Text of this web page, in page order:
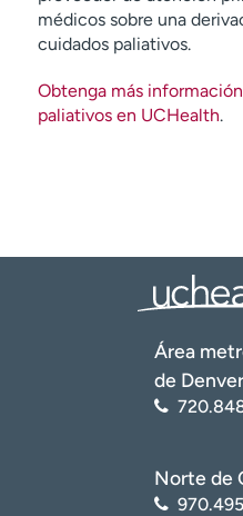
médicos sobre una
cuidados paliativos.
Obtenga más
paliativos en UCHealth.
Área
de Denver
Norte de